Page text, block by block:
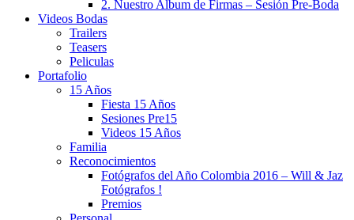
2. Nuestro Album de Firmas – Sesión Pre-Boda
Videos Bodas
Trailers
Teasers
Peliculas
Portafolio
15 Años
Fiesta 15 Años
Sesiones Pre15
Videos 15 Años
Familia
Reconocimientos
Fotógrafos del Año Colombia 2016 – Will & Jaz
Fotógrafos !
Premios